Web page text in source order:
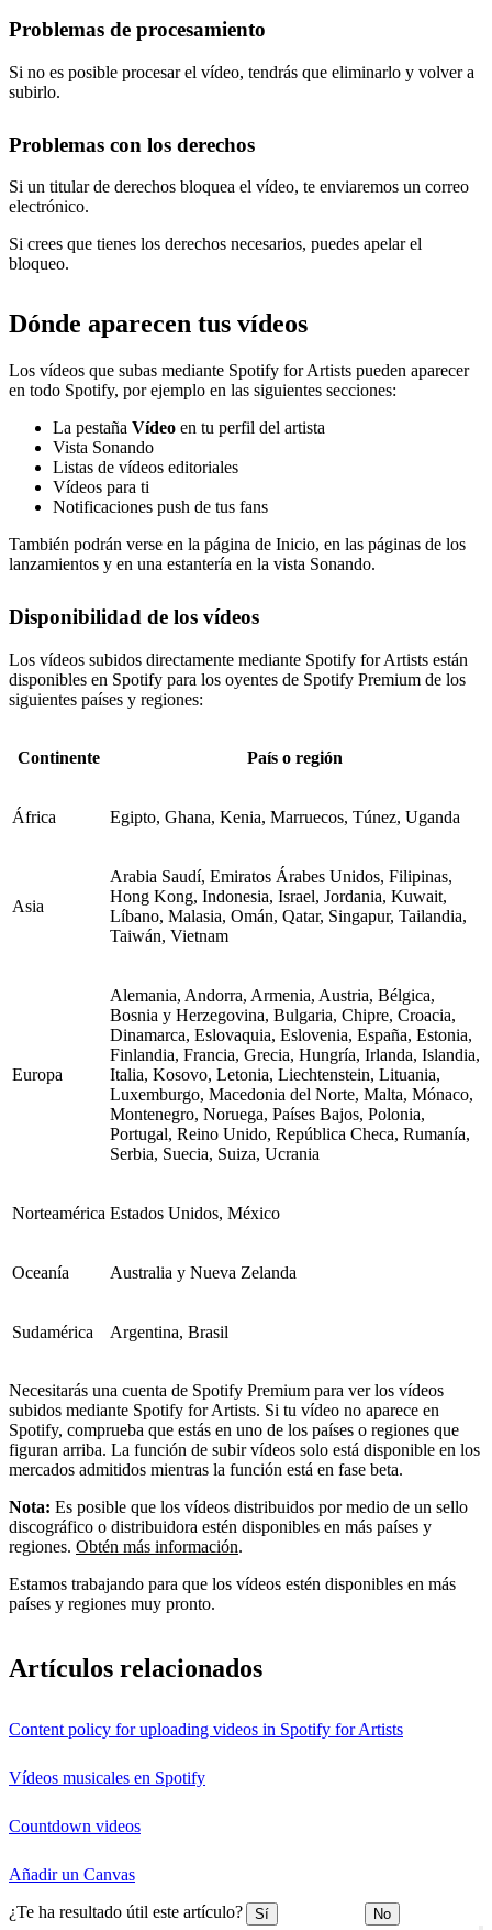
Problemas de procesamiento
Si no es posible procesar el vídeo, tendrás que eliminarlo y volver a
subirlo.
Problemas con los derechos
Si un titular de derechos bloquea el vídeo, te enviaremos un correo
electrónico.
Si crees que tienes los derechos necesarios, puedes apelar el
bloqueo.
Dónde aparecen tus vídeos
Los vídeos que subas mediante Spotify for Artists pueden aparecer
en todo Spotify, por ejemplo en las siguientes secciones:
La pestaña Vídeo en tu perfil del artista
Vista Sonando
Listas de vídeos editoriales
Vídeos para ti
Notificaciones push de tus fans
También podrán verse en la página de Inicio, en las páginas de los
lanzamientos y en una estantería en la vista Sonando.
Disponibilidad de los vídeos
Los vídeos subidos directamente mediante Spotify for Artists están
disponibles en Spotify para los oyentes de Spotify Premium de los
siguientes países y regiones:
Continente País o región
África Egipto, Ghana, Kenia, Marruecos, Túnez, Uganda
Asia
Arabia Saudí, Emiratos Árabes Unidos, Filipinas,
Hong Kong, Indonesia, Israel, Jordania, Kuwait,
Líbano, Malasia, Omán, Qatar, Singapur, Tailandia,
Taiwán, Vietnam
Europa
Alemania, Andorra, Armenia, Austria, Bélgica,
Bosnia y Herzegovina, Bulgaria, Chipre, Croacia,
Dinamarca, Eslovaquia, Eslovenia, España, Estonia,
Finlandia, Francia, Grecia, Hungría, Irlanda, Islandia,
Italia, Kosovo, Letonia, Liechtenstein, Lituania,
Luxemburgo, Macedonia del Norte, Malta, Mónaco,
Montenegro, Noruega, Países Bajos, Polonia,
Portugal, Reino Unido, República Checa, Rumanía,
Serbia, Suecia, Suiza, Ucrania
Norteamérica Estados Unidos, México
Oceanía Australia y Nueva Zelanda
Sudamérica Argentina, Brasil
Necesitarás una cuenta de Spotify Premium para ver los vídeos
subidos mediante Spotify for Artists. Si tu vídeo no aparece en
Spotify, comprueba que estás en uno de los países o regiones que
figuran arriba. La función de subir vídeos solo está disponible en los
mercados admitidos mientras la función está en fase beta.
Nota: Es posible que los vídeos distribuidos por medio de un sello
discográfico o distribuidora estén disponibles en más países y
regiones. Obtén más información.
Estamos trabajando para que los vídeos estén disponibles en más
países y regiones muy pronto.
Artículos relacionados
Content policy for uploading videos in Spotify for Artists
Vídeos musicales en Spotify
Countdown videos
Añadir un Canvas
¿Te ha resultado útil este artículo? Sí No